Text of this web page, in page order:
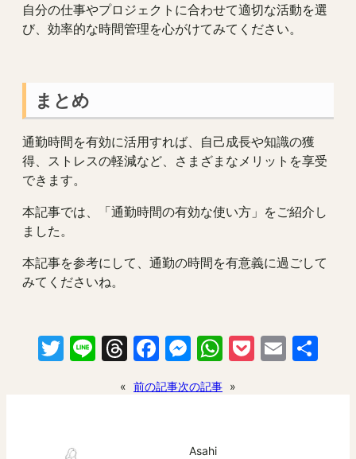
自分の仕事やプロジェクトに合わせて適切な活動を選
び、効率的な時間管理を心がけてみてください。
まとめ
通勤時間を有効に活用すれば、自己成長や知識の獲
得、ストレスの軽減など、さまざまなメリットを享受
できます。
本記事では、「通勤時間の有効な使い方」をご紹介し
ました。
本記事を参考にして、通勤の時間を有意義に過ごして
みてくださいね。
Twitter
LineThreads
Facebook
Messenger
WhatsApp
Pocket
Email
« 前の記事次の記事 »
Asahi